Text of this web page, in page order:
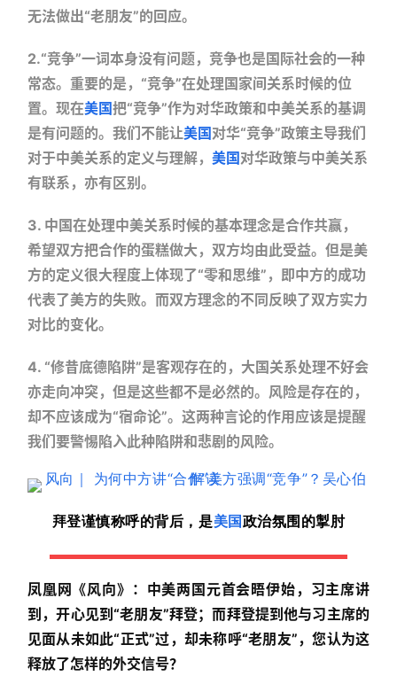
无法做出“老朋友”的回应。
2.“竞争”一词本身没有问题，竞争也是国际社会的一种
常态。重要的是，“竞争”在处理国家间关系时候的位
置。现在美国把“竞争”作为对华政策和中美关系的基调
是有问题的。我们不能让美国 对华“竞争”政策主导我们
对于中美关系的定义与理解， 美国 对华政策与中美关系
有联系，亦有区别。
3. 中国在处理中美关系时候的基本理念是合作共赢，
希望双方把合作的蛋糕做大，双方均由此受益。但是美
方的定义很大程度上体现了“零和思维”，即中方的成功
代表了美方的失败。而双方理念的不同反映了双方实力
对比的变化。
4. “修昔底德陷阱”是客观存在的，大国关系处理不好会
亦走向冲突，但是这些都不是必然的。风险是存在的，
却不应该成为“宿命论”。这两种言论的作用应该是提醒
我们要警惕陷入此种陷阱和悲剧的风险。
拜登谨慎称呼的背后，是美国政治氛围的掣肘
凤凰网《风向》：中美两国元首会晤伊始，习主席讲
到，开心见到“老朋友”拜登；而拜登提到他与习主席的
见面从未如此“正式”过，却未称呼“老朋友”，您认为这
释放了怎样的外交信号？